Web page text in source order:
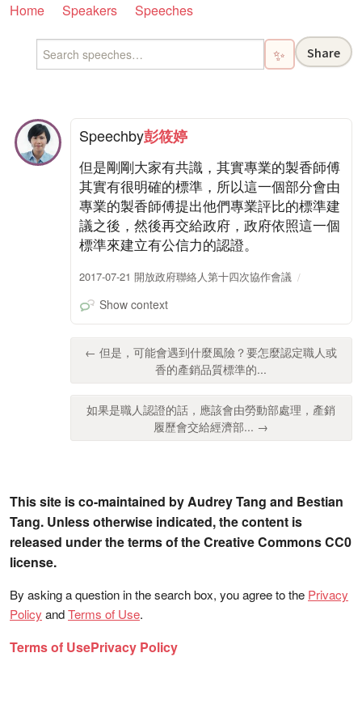
Home Speakers Speeches
✨ Share
Speechby彭筱婷
但是剛剛大家有共識，其實專業的製香師傅
其實有很明確的標準，所以這一個部分會由
專業的製香師傅提出他們專業評比的標準建
議之後，然後再交給政府，政府依照這一個
標準來建立有公信力的認證。
2017-07-21 開放政府聯絡人第十四次協作會議
Show context
← 但是，可能會遇到什麼風險？要怎麼認定職人或
香的產銷品質標準的...
如果是職人認證的話，應該會由勞動部處理，產銷
履歷會交給經濟部... →
This site is co-maintained by Audrey Tang and Bestian
Tang. Unless otherwise indicated, the content is
released under the terms of the Creative Commons CC0
license.
By asking a question in the search box, you agree to the Privacy
Policy andTerms of Use.
Terms of UsePrivacy Policy